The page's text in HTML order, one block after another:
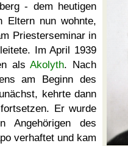
- dem heutigen
nun wohnte,
Priesterseminar in
leitete. Im April 1939
alsAkolyth. Nach
am Beginn des
kehrte dann
Er wurde
Angehörigen des
verhaftet und kam